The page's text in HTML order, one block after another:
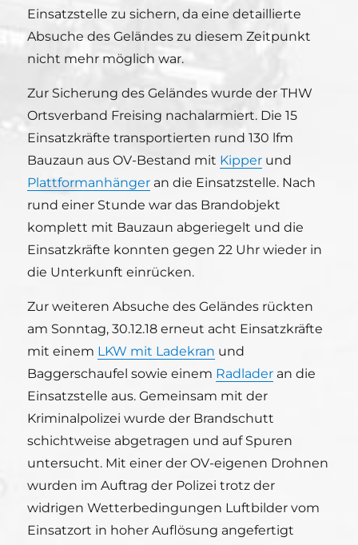
Einsatzstelle zu sichern, da eine detaillierte
Absuche des Geländes zu diesem Zeitpunkt
nicht mehr möglich war.
Zur Sicherung des Geländes wurde der THW
Ortsverband Freising nachalarmiert. Die 15
Einsatzkräfte transportierten rund 130 lfm
Bauzaun aus OV-Bestand mit Kipper und
Plattformanhänger an die Einsatzstelle. Nach
rund einer Stunde war das Brandobjekt
komplett mit Bauzaun abgeriegelt und die
Einsatzkräfte konnten gegen 22 Uhr wieder in
die Unterkunft einrücken.
Zur weiteren Absuche des Geländes rückten
am Sonntag, 30.12.18 erneut acht Einsatzkräfte
mit einem LKW mit Ladekran und
Baggerschaufel sowie einem Radlader an die
Einsatzstelle aus. Gemeinsam mit der
Kriminalpolizei wurde der Brandschutt
schichtweise abgetragen und auf Spuren
untersucht. Mit einer der OV-eigenen Drohnen
wurden im Auftrag der Polizei trotz der
widrigen Wetterbedingungen Luftbilder vom
Einsatzort in hoher Auflösung angefertigt